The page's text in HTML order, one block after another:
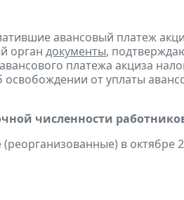
авансовый платеж
орган документы,
платежа акциза
освобождении от уплаты
численности
в октябре